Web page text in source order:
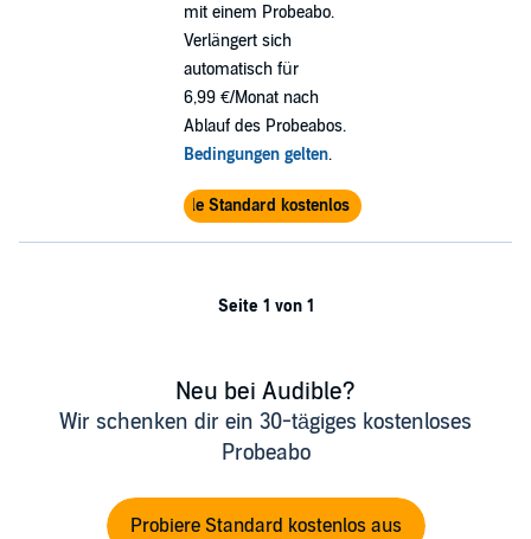
mit einem Probeabo.
Verlängert sich
automatisch für
6,99 €/Monat nach
Ablauf des Probeabos.
Bedingungen gelten.
Audible Standard kostenlos testen
Seite 1 von 1
Neu bei Audible?
Wir schenken dir ein 30-tägiges kostenloses
Probeabo
Probiere Standard kostenlos aus